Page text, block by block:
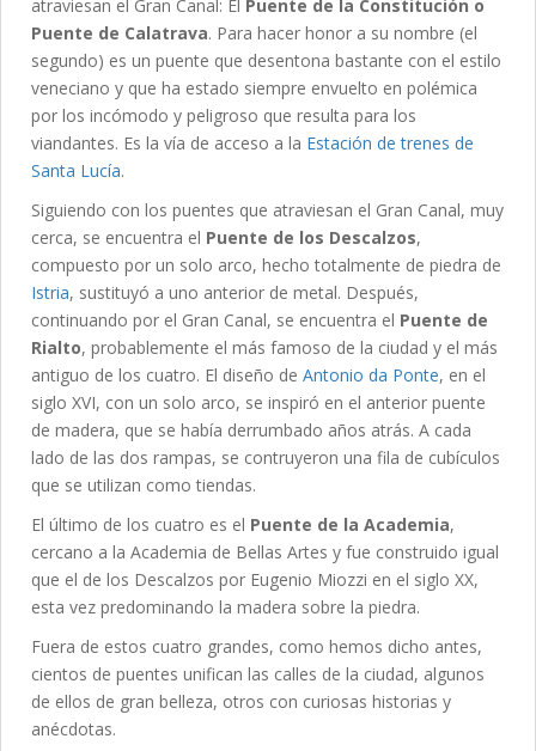
atraviesan el Gran Canal: El Puente de la Constitución o
Puente de Calatrava. Para hacer honor a su nombre (el
segundo) es un puente que desentona bastante con el estilo
veneciano y que ha estado siempre envuelto en polémica
por los incómodo y peligroso que resulta para los
viandantes. Es la vía de acceso a la Estación de trenes de
Santa Lucía.
Siguiendo con los puentes que atraviesan el Gran Canal, muy
cerca, se encuentra el Puente de los Descalzos,
compuesto por un solo arco, hecho totalmente de piedra de
Istria, sustituyó a uno anterior de metal. Después,
continuando por el Gran Canal, se encuentra el Puente de
Rialto, probablemente el más famoso de la ciudad y el más
antiguo de los cuatro. El diseño de Antonio da Ponte, en el
siglo XVI, con un solo arco, se inspiró en el anterior puente
de madera, que se había derrumbado años atrás. A cada
lado de las dos rampas, se contruyeron una fila de cubículos
que se utilizan como tiendas.
El último de los cuatro es el Puente de la Academia,
cercano a la Academia de Bellas Artes y fue construido igual
que el de los Descalzos por Eugenio Miozzi en el siglo XX,
esta vez predominando la madera sobre la piedra.
Fuera de estos cuatro grandes, como hemos dicho antes,
cientos de puentes unifican las calles de la ciudad, algunos
de ellos de gran belleza, otros con curiosas historias y
anécdotas.